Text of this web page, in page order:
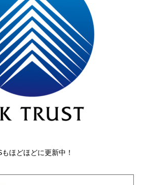
もほどほどに更新中！